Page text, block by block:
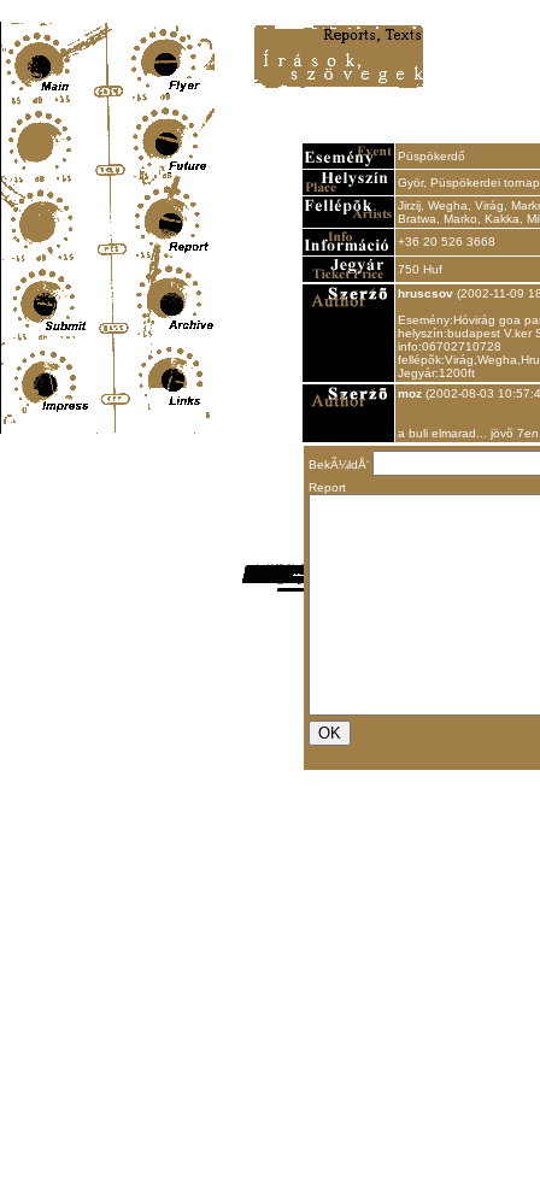
Püspökerdő
Györ, Püspökerdei
Jirzij, Wegha, Virág,
Bratwa, Marko, Kakka,
+36 20 526 3668
750 Huf
hruscsov (2002-11-09
Esemény:Hóvirág goa
helyszín:budapest V.ker
info:06702710728
Jegyár:1200ft
moz (2002-08-03
a buli elmarad... jövõ
BekÃ¼ldÅ‘
Report